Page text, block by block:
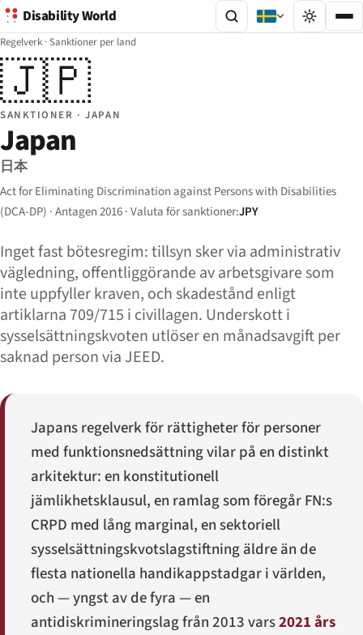
Disability World
Regelverk ·Sanktioner per land
🇯🇵
SANKTIONER · JAPAN
Japan
日本
Act for Eliminating Discrimination against Persons with Disabilities
(DCA-DP) · Antagen 2016 · Valuta för sanktioner:JPY
Inget fast bötesregim: tillsyn sker via administrativ
vägledning, offentliggörande av arbetsgivare som
inte uppfyller kraven, och skadestånd enligt
artiklarna 709/715 i civillagen. Underskott i
sysselsättningskvoten utlöser en månadsavgift per
saknad person via JEED.
Japans regelverk för rättigheter för personer
med funktionsnedsättning vilar på en distinkt
arkitektur: en konstitutionell
jämlikhetsklausul, en ramlag som föregår FN:s
CRPD med lång marginal, en sektoriell
sysselsättningskvotslagstiftning äldre än de
flesta nationella handikappstadgar i världen,
och — yngst av de fyra — en
antidiskrimineringslag från 2013 vars2021 års